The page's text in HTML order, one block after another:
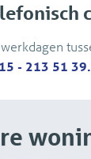
- 213 51 39.